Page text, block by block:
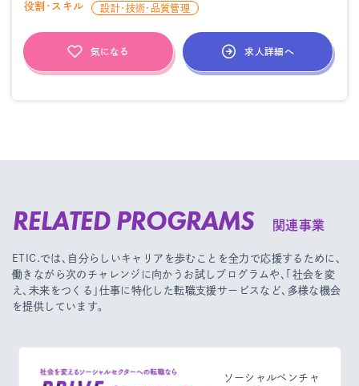
役割・スキル 設計・技術・品質管理
気になる 求人詳細へ
RELATED PROGRAMS 関連事業
ETIC.では、自分らしいキャリアを歩むことを全力で応援するために、
働きながら次のチャレンジに向かうお試しプログラムや、
「社会を変
え、未来をつくる」仕事に特化した転職支援サービスなど、多様な機会
を提供しています。
ソーシャルベンチャ